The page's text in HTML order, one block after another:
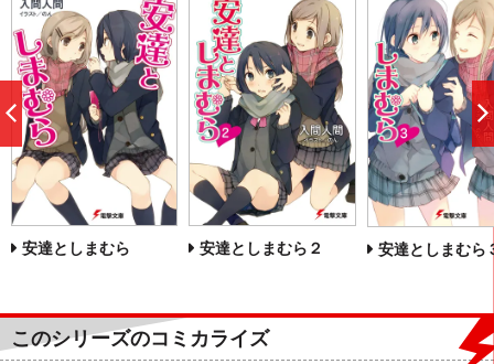
安達としまむら 安達としまむら２ 安達としまむら
前
へ
このシリーズのコミカライズ